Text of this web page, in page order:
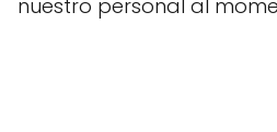
nuestro personal al